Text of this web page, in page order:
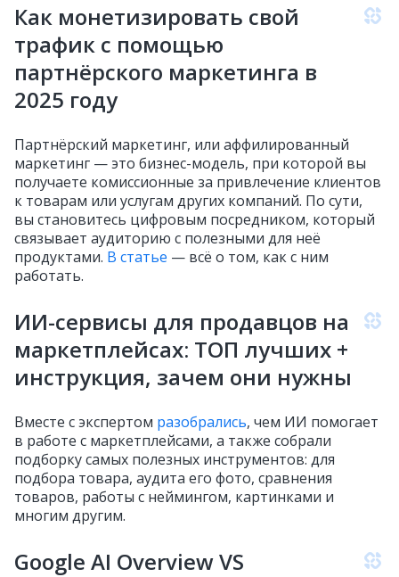
Как монетизировать свой
трафик с помощью
партнёрского маркетинга в
2025 году
Партнёрский маркетинг, или аффилированный
маркетинг — это бизнес-модель, при которой вы
получаете комиссионные за привлечение клиентов
к товарам или услугам других компаний. По сути,
вы становитесь цифровым посредником, который
связывает аудиторию с полезными для неё
продуктами. В статье — всё о том, как с ним
работать.
ИИ-сервисы для продавцов на
маркетплейсах: ТОП лучших +
инструкция, зачем они нужны
Вместе с экспертом разобрались, чем ИИ помогает
в работе с маркетплейсами, а также собрали
подборку самых полезных инструментов: для
подбора товара, аудита его фото, сравнения
товаров, работы с неймингом, картинками и
многим другим.
Google AI Overview VS